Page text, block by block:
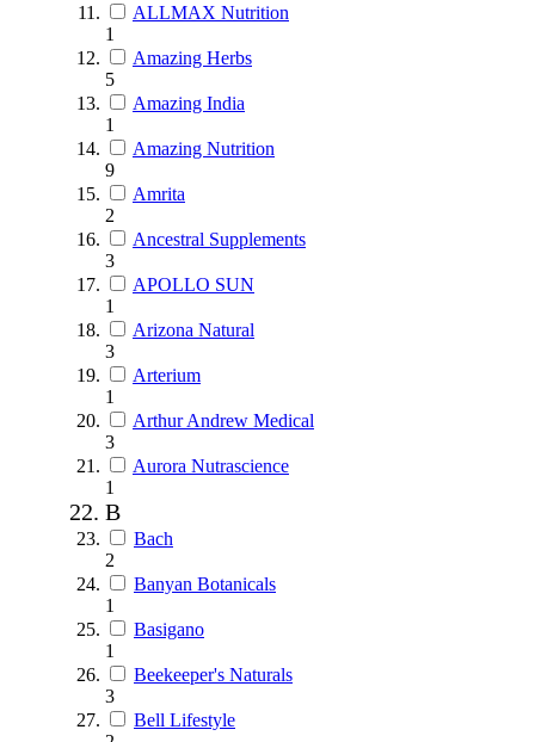
ALLMAX Nutrition
1
Amazing Herbs
5
Amazing India
1
Amazing Nutrition
9
Amrita
2
Ancestral Supplements
3
APOLLO SUN
1
Arizona Natural
3
Arterium
1
Arthur Andrew Medical
3
Aurora Nutrascience
1
B
Bach
2
Banyan Botanicals
1
Basigano
1
Beekeeper's Naturals
3
Bell Lifestyle